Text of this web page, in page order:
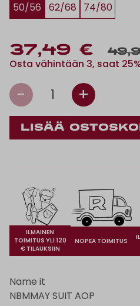
50/56
62/68 74/80
37,49 €
Osta vähintään 3, saat
- 1 +
ILMAINEN
TOIMITUS YLI 120
€ TILAUKSIIN
NOPEA TOIMITUS
Name it
NBMMAY SUIT AOP